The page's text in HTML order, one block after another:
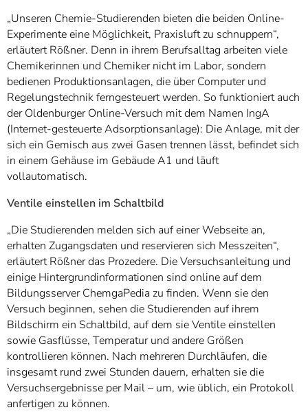
„Unseren Chemie-Studierenden bieten die beiden Online-
Experimente eine Möglichkeit, Praxisluft zu schnuppern“,
erläutert Rößner. Denn in ihrem Berufsalltag arbeiten viele
Chemikerinnen und Chemiker nicht im Labor, sondern
bedienen Produktionsanlagen, die über Computer und
Regelungstechnik ferngesteuert werden. So funktioniert auch
der Oldenburger Online-Versuch mit dem Namen IngA
(Internet-gesteuerte Adsorptionsanlage): Die Anlage, mit der
sich ein Gemisch aus zwei Gasen trennen lässt, befindet sich
in einem Gehäuse im Gebäude A1 und läuft
vollautomatisch.
Ventile einstellen im Schaltbild
„Die Studierenden melden sich auf einer Webseite an,
erhalten Zugangsdaten und reservieren sich Messzeiten“,
erläutert Rößner das Prozedere. Die Versuchsanleitung und
einige Hintergrundinformationen sind online auf dem
Bildungsserver ChemgaPedia zu finden. Wenn sie den
Versuch beginnen, sehen die Studierenden auf ihrem
Bildschirm ein Schaltbild, auf dem sie Ventile einstellen
sowie Gasflüsse, Temperatur und andere Größen
kontrollieren können. Nach mehreren Durchläufen, die
insgesamt rund zwei Stunden dauern, erhalten sie die
Versuchsergebnisse per Mail – um, wie üblich, ein Protokoll
anfertigen zu können.